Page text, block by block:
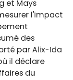
et Mays
l'impact
des
par Alix-Ida
il déclare
du